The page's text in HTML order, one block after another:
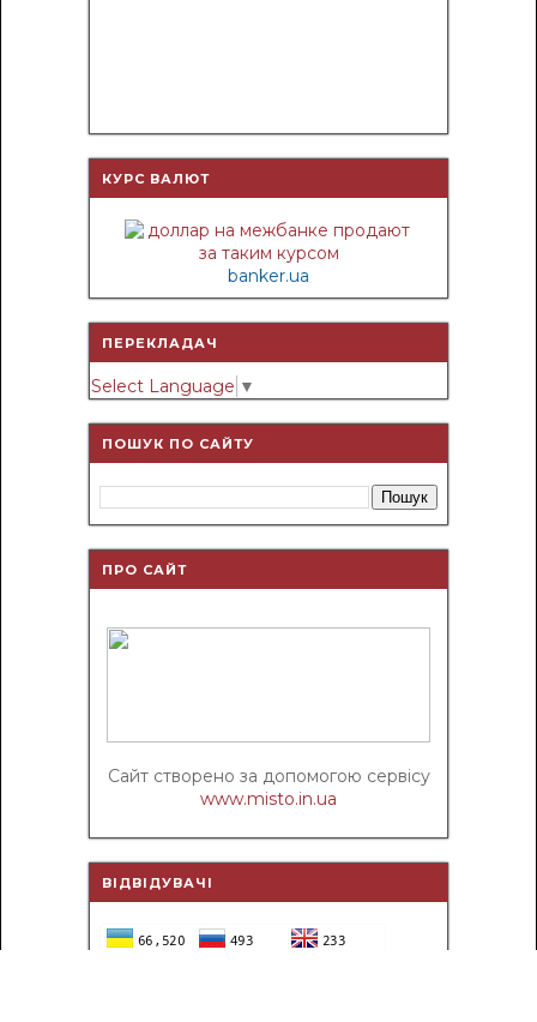
КУРС ВАЛЮТ
banker.ua
ПЕРЕКЛАДАЧ
Select Language ▼
ПОШУК ПО САЙТУ
ПРО САЙТ
Сайт створено за допомогою сервісу
www.misto.in.ua
ВІДВІДУВАЧІ